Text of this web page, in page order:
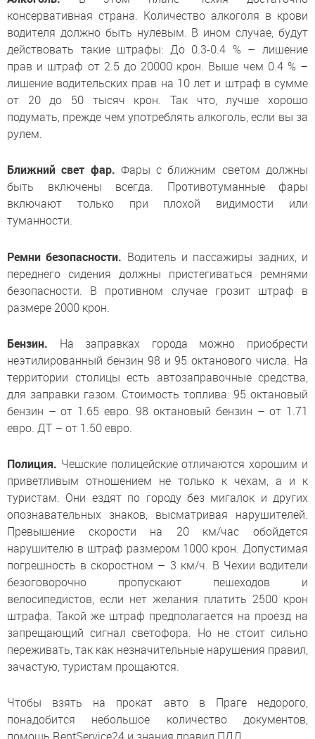
консервативная страна. Количество алкоголя в крови
водителя должно быть нулевым. В ином случае, будут
действовать такие штрафы: До 0.3-0.4 % – лишение
прав и штраф от 2.5 до 20000 крон. Выше чем 0.4 % –
лишение водительских прав на 10 лет и штраф в сумме
от 20 до 50 тысяч крон. Так что, лучше хорошо
подумать, прежде чем употреблять алкоголь, если вы за
рулем.
Ближний свет фар. Фары с ближним светом должны
быть включены всегда. Противотуманные фары
включают только при плохой видимости или
туманности.
Ремни безопасности. Водитель и пассажиры задних, и
переднего сидения должны пристегиваться ремнями
безопасности. В противном случае грозит штраф в
размере 2000 крон.
Бензин. На заправках города можно приобрести
неэтилированный бензин 98 и 95 октанового числа. На
территории столицы есть автозаправочные средства,
для заправки газом. Стоимость топлива: 95 октановый
бензин – от 1.65 евро. 98 октановый бензин – от 1.71
евро. ДТ – от 1.50 евро.
Полиция. Чешские полицейские отличаются хорошим и
приветливым отношением не только к чехам, а и к
туристам. Они ездят по городу без мигалок и других
опознавательных знаков, высматривая нарушителей.
Превышение скорости на 20 км/час обойдется
нарушителю в штраф размером 1000 крон. Допустимая
погрешность в скоростном – 3 км/ч. В Чехии водители
безоговорочно пропускают пешеходов и
велосипедистов, если нет желания платить 2500 крон
штрафа. Такой же штраф предполагается на проезд на
запрещающий сигнал светофора. Но не стоит сильно
переживать, так как незначительные нарушения правил,
зачастую, туристам прощаются.
Чтобы взять на прокат авто в Праге недорого,
понадобится небольшое количество документов,